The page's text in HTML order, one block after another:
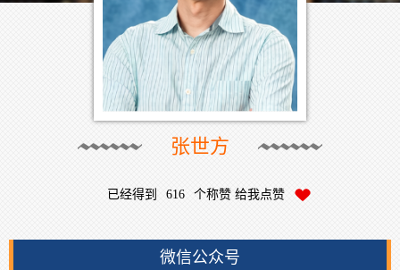
张世方
已经得到 616 个称赞 给我点赞
微信公众号